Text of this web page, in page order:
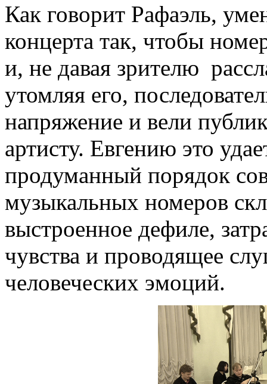
Как говорит Рафаэль,
концерта так, чтобы
и, не давая зрителю
утомляя его,
напряжение и вели
артисту. Евгению это
продуманный порядок
музыкальных номеров
выстроенное дефиле,
чувства и проводящее
человеческих эмоций.